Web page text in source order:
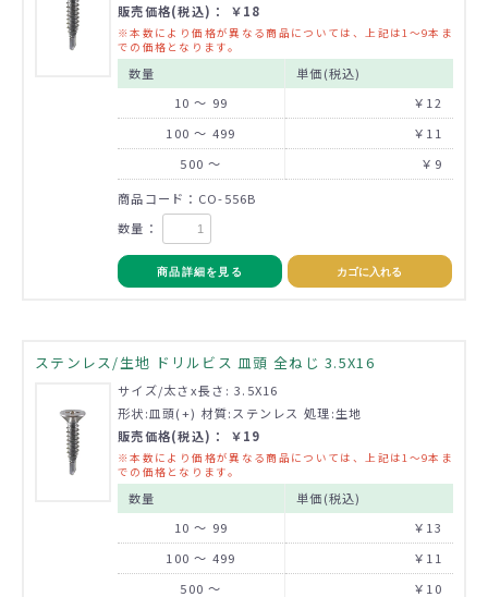
販売価格(税込)： ￥18
※本数により価格が異なる商品については、上記は1～9本ま
での価格となります。
数量
単価(税込)
10 ～ 99
￥12
100 ～ 499
￥11
500 ～
￥9
商品コード：CO-556B
数量：
商品詳細を見る カゴに入れる
ステンレス/生地 ドリルビス 皿頭 全ねじ 3.5X16
サイズ/太さx長さ: 3.5X16
形状:皿頭(+) 材質:ステンレス 処理:生地
販売価格(税込)： ￥19
※本数により価格が異なる商品については、上記は1～9本ま
での価格となります。
数量
単価(税込)
10 ～ 99
￥13
100 ～ 499
￥11
500 ～
￥10